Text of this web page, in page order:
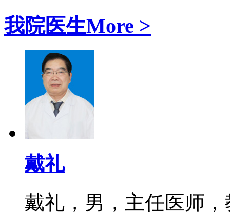
我院医生More >
戴礼
戴礼，男，主任医师